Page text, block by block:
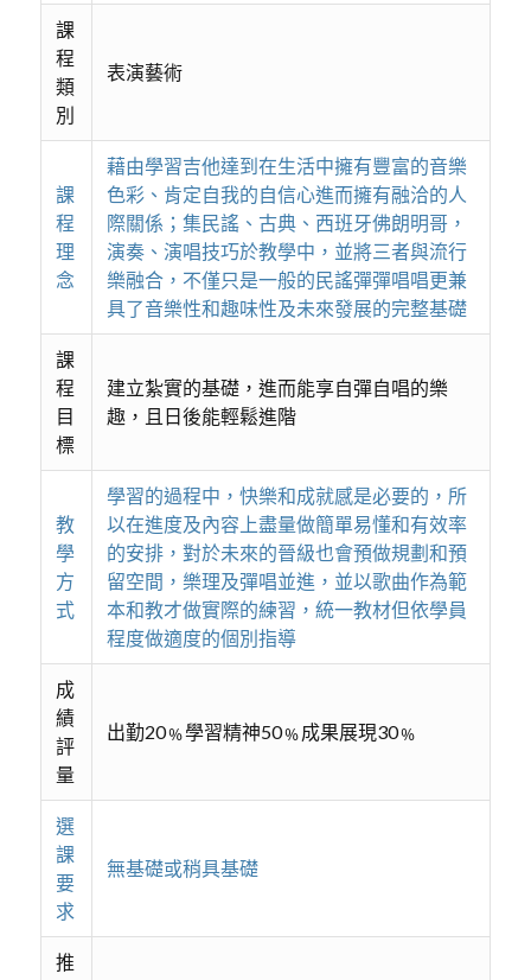
課
程
類
別
表演藝術
課
程
理
念
藉由學習吉他達到在生活中擁有豐富的音樂
色彩、肯定自我的自信心進而擁有融洽的人
際關係；集民謠、古典、西班牙佛朗明哥，
演奏、演唱技巧於教學中，並將三者與流行
樂融合，不僅只是一般的民謠彈彈唱唱更兼
具了音樂性和趣味性及未來發展的完整基礎
課
程
目
標
建立紮實的基礎，進而能享自彈自唱的樂
趣，且日後能輕鬆進階
教
學
方
式
學習的過程中，快樂和成就感是必要的，所
以在進度及內容上盡量做簡單易懂和有效率
的安排，對於未來的晉級也會預做規劃和預
留空間，樂理及彈唱並進，並以歌曲作為範
本和教才做實際的練習，統一教材但依學員
程度做適度的個別指導
成
績
評
量
出勤20﹪學習精神50﹪成果展現30﹪
選
課
要
求
無基礎或稍具基礎
推